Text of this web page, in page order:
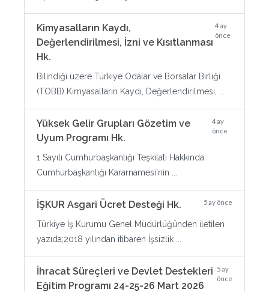
Kimyasalların Kaydı,
Değerlendirilmesi, İzni ve Kısıtlanması
Hk.
4 ay
önce
Bilindiği üzere Türkiye Odalar ve Borsalar Birliği
(TOBB) Kimyasalların Kaydı, Değerlendirilmesi, ...
Yüksek Gelir Grupları Gözetim ve
Uyum Programı Hk.
4 ay
önce
1 Sayılı Cumhurbaşkanlığı Teşkilatı Hakkında
Cumhurbaşkanlığı Kararnamesi'nin ...
İŞKUR Asgari Ücret Desteği Hk. 5 ay önce
Türkiye İş Kurumu Genel Müdürlüğünden iletilen
yazıda;2018 yılından itibaren İşsizlik ...
İhracat Süreçleri ve Devlet Destekleri
Eğitim Programı 24-25-26 Mart 2026
5 ay
önce